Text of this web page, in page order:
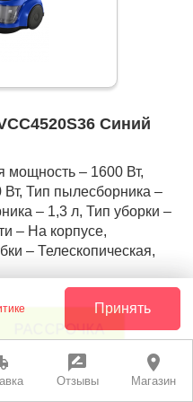
rate_review
Отзывы
place
Магазин
Синий
мощность – 1600 Вт,
Тип пылесборника –
– 1,3 л, Тип уборки –
– На корпусе,
– Телескопическая,
РАССРОЧКА
leaderboard
Принять